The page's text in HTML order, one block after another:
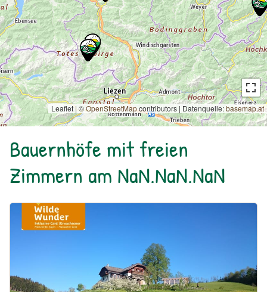
Leaflet | ©OpenStreetMapcontributors | Datenquelle:basemap.at
Bauernhöfe mit freien
Zimmern am NaN.NaN.NaN
Urlaub am Bauernhof: Bio Bauernhof Kurzeck